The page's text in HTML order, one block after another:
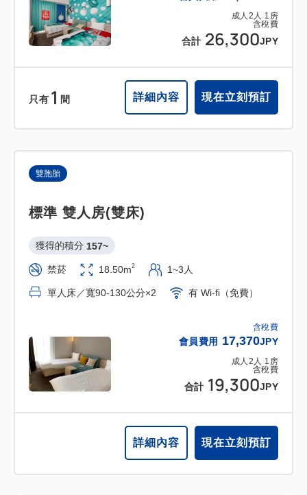
成人 2 人 1 房
含稅費
合計 26,300JPY
只有 1 間 詳細內容 現在立刻預訂
含稅費
會員費用 17,370JPY
成人 2 人 1 房
含稅費
合計 19,300JPY
雙胞胎
標準 雙人房(雙床)
獲得的積分 157~
禁菸 18.50m2 1~3人
單人床／寬90-130公分×2 有 Wi-fi（免費）
詳細內容 現在立刻預訂